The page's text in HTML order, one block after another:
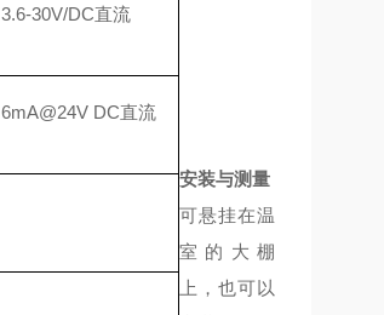
3.6-30V/DC直流
6mA@24V DC直流
安装与测量
可悬挂在温
室的大棚
上，也可以